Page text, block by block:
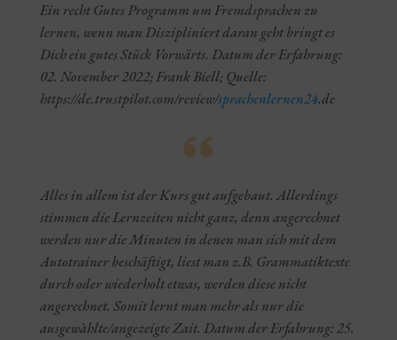
Ein recht Gutes Programm um Fremdsprachen zu
lernen, wenn man Diszipliniert daran geht bringt es
Dich ein gutes Stück Vorwärts. Datum der Erfahrung:
02. November 2022; Frank Biell; Quelle:
https://de.trustpilot.com/review/sprachenlernen24.de
Alles in allem ist der Kurs gut aufgebaut. Allerdings
stimmen die Lernzeiten nicht ganz, denn angerechnet
werden nur die Minuten in denen man sich mit dem
Autotrainer beschäftigt, liest man z.B. Grammatiktexte
durch oder wiederholt etwas, werden diese nicht
angerechnet. Somit lernt man mehr als nur die
ausgewàhlte/angezeigte Zait. Datum der Erfahrung: 25.